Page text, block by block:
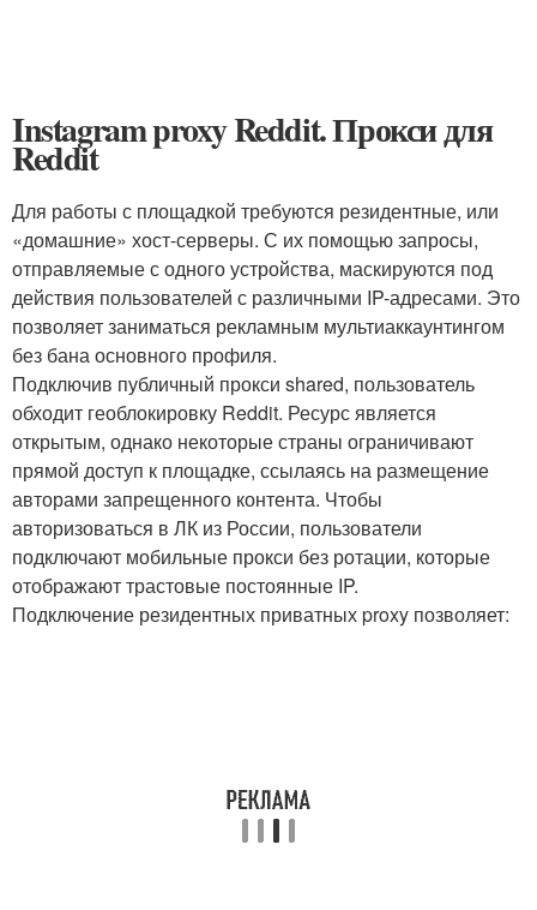
Instagram proxy Reddit. Прокси для
Reddit
Для работы с площадкой требуются резидентные, или
«домашние» хост-серверы. С их помощью запросы,
отправляемые с одного устройства, маскируются под
действия пользователей с различными IP-адресами. Это
позволяет заниматься рекламным мультиаккаунтингом
без бана основного профиля.
Подключив публичный прокси shared, пользователь
обходит геоблокировку Reddit. Ресурс является
открытым, однако некоторые страны ограничивают
прямой доступ к площадке, ссылаясь на размещение
авторами запрещенного контента. Чтобы
авторизоваться в ЛК из России, пользователи
подключают мобильные прокси без ротации, которые
отображают трастовые постоянные IP.
Подключение резидентных приватных proxy позволяет: